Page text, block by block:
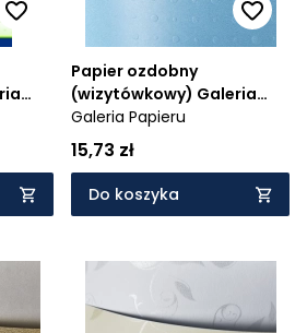
Papier ozdobny
(wizytówkowy) Galeria
Papieru dots A4 - biały 230
g (204603)
Galeria Papieru
15,73 zł
Do koszyka